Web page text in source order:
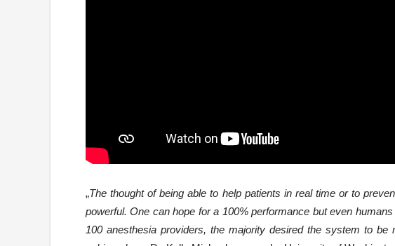
„The thought of being able to help patients in real time or to
powerful. One can hope for a 100% performance but even
100 anesthesia providers, the majority desired the system to